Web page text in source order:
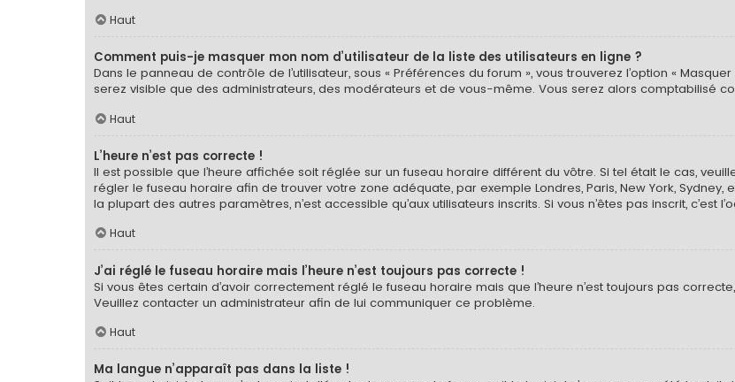
Haut
Comment puis-je masquer mon nom d’utilisateur de la liste des utilisateurs en ligne ?
Dans le panneau de contrôle de l’utilisateur, sous « Préférences du forum », vous trouverez l’option «
serez visible que des administrateurs, des modérateurs et de vous-même. Vous serez alors comptabilisé
Haut
L’heure n’est pas correcte !
Il est possible que l’heure affichée soit réglée sur un fuseau horaire différent du vôtre. Si tel était le cas,
régler le fuseau horaire afin de trouver votre zone adéquate, par exemple Londres, Paris, New York,
la plupart des autres paramètres, n’est accessible qu’aux utilisateurs inscrits. Si vous n’êtes pas inscrit, c’est
Haut
J’ai réglé le fuseau horaire mais l’heure n’est toujours pas correcte !
Si vous êtes certain d’avoir correctement réglé le fuseau horaire mais que l’heure n’est toujours pas
Veuillez contacter un administrateur afin de lui communiquer ce problème.
Haut
Ma langue n’apparaît pas dans la liste !